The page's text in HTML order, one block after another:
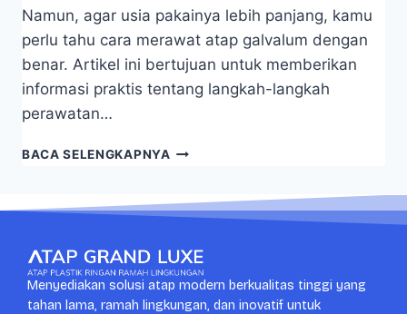
Namun, agar usia pakainya lebih panjang, kamu
perlu tahu cara merawat atap galvalum dengan
benar. Artikel ini bertujuan untuk memberikan
informasi praktis tentang langkah-langkah
perawatan…
BACA SELENGKAPNYA
Menyediakan solusi atap modern berkualitas tinggi yang
tahan lama, ramah lingkungan, dan inovatif untuk